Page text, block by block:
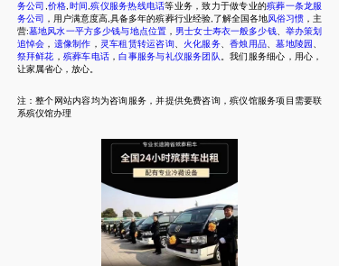
务公司 价格 时间 殡仪服务热线电话等业务，致力于做专业的殡葬一条龙服
务公司
，用户满意度高,具备多年的殡葬行业经验,了解全国各地风俗习惯 ，主
营:墓地风水一平方多少钱与地点位置 ， 男士女士寿衣一般多少钱、 举办策划
追悼会 ， 遗像制作 ， 灵车租赁转运咨询、 火化服务、香烛用品 、墓地陵园
祭拜鲜花 ， 殡葬车电话 ，白事服务与礼仪服务团队
。我们服务细心，用心，
让家属省心，放心。
注：整个网站内容均为咨询服务，并提供免费咨询，殡仪馆服务项目需要联
系殡仪馆办理